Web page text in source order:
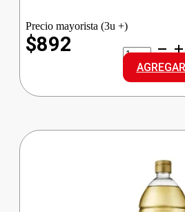
Precio mayorista (3u +)
$892
YERBA
cantidad
AGREGAR